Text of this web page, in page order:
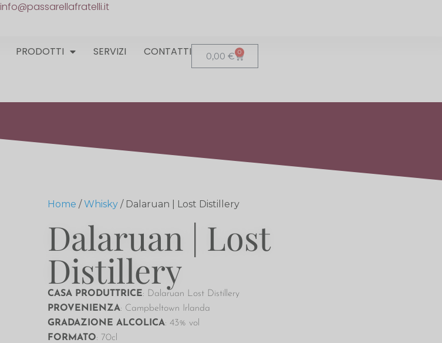
info@passarellafratelli.it
PRODOTTI SERVIZI CONTATTI 0,00 € 0
Home / Whisky / Dalaruan | Lost Distillery
Dalaruan | Lost
Distillery
CASA PRODUTTRICE: Dalaruan Lost Distillery
PROVENIENZA: Campbeltown Irlanda
GRADAZIONE ALCOLICA: 43% vol
FORMATO: 70cl